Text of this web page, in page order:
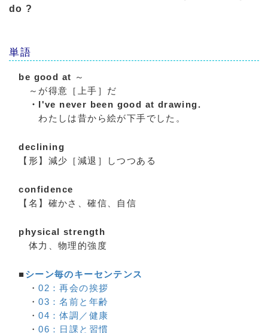
do ?
単語
be good at ～
～が得意［上手］だ
・I've never been good at drawing.
わたしは昔から絵が下手でした。
declining
【形】減少［減退］しつつある
confidence
【名】確かさ、確信、自信
physical strength
体力、物理的強度
■シーン毎のキーセンテンス
・02：再会の挨拶
・03：名前と年齢
・04：体調／健康
・06：日課と習慣